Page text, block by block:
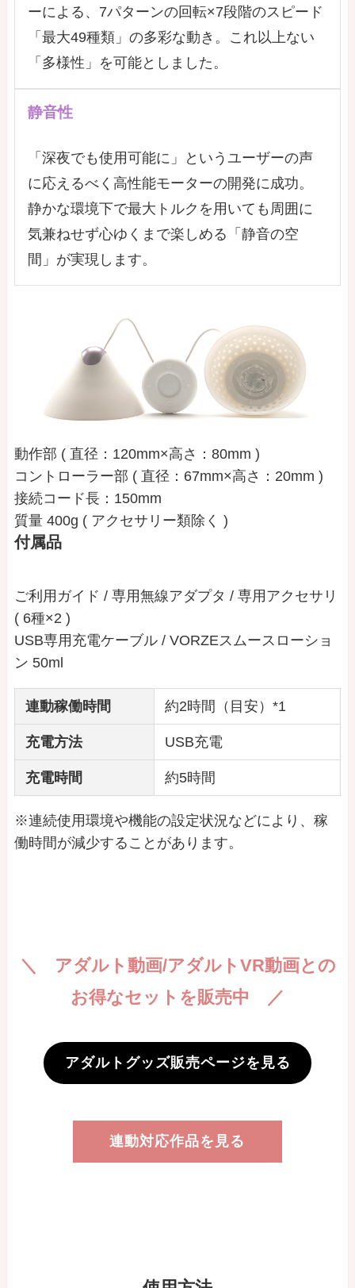
ーによる、7パターンの回転×7段階のスピード
「最大49種類」の多彩な動き。これ以上ない
「多様性」を可能としました。
静音性
「深夜でも使用可能に」というユーザーの声
に応えるべく高性能モーターの開発に成功。
静かな環境下で最大トルクを用いても周囲に
気兼ねせず心ゆくまで楽しめる「静音の空
間」が実現します。
動作部 ( 直径：120mm×高さ：80mm )
コントローラー部 ( 直径：67mm×高さ：20mm )
接続コード長：150mm
質量 400g ( アクセサリー類除く )
付属品
ご利用ガイド / 専用無線アダプタ / 専用アクセサリ
( 6種×2 )
USB専用充電ケーブル / VORZEスムースローショ
ン 50ml
連動稼働時間 約2時間（目安）*1
充電方法 USB充電
充電時間 約5時間
※連続使用環境や機能の設定状況などにより、稼
働時間が減少することがあります。
＼ アダルト動画/アダルトVR動画との
お得なセットを販売中 ／
アダルトグッズ販売ページを見る
連動対応作品を見る